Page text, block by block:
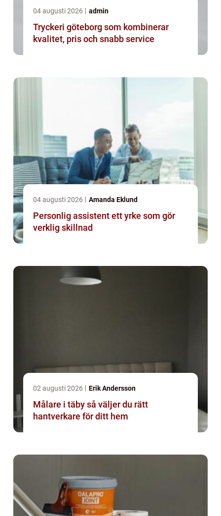
04 augusti 2026 admin
Tryckeri göteborg som kombinerar
kvalitet, pris och snabb service
04 augusti 2026 Amanda Eklund
Personlig assistent ett yrke som gör
verklig skillnad
02 augusti 2026 Erik Andersson
Målare i täby så väljer du rätt
hantverkare för ditt hem